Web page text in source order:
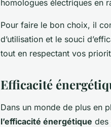
homologues électriques en
Pour faire le bon choix, il
d’utilisation et le souci
tout en respectant vos
Efficacité
Dans un monde de plus en
l’efficacité énergétique des